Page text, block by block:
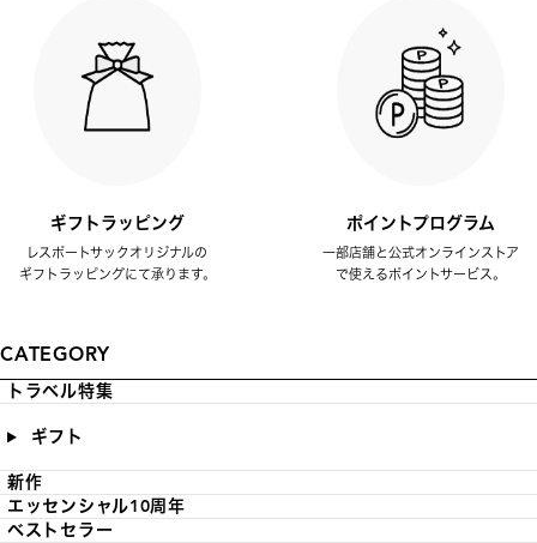
ギフトラッピング
レスポートサックオリジナルの
ギフトラッピングにて承ります。
ポイントプログラム
一部店舗と公式オンラインストア
で使えるポイントサービス。
CATEGORY
トラベル特集
ギフト
新作
エッセンシャル10周年
ベストセラー